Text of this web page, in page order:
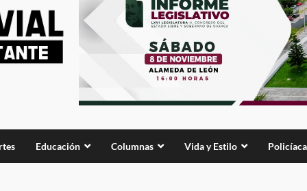
Educación Columnas Vida y Estilo Policíaca